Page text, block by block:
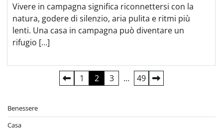
Vivere in campagna significa riconnettersi con la
natura, godere di silenzio, aria pulita e ritmi più
lenti. Una casa in campagna può diventare un
rifugio […]
Paginazione
articoli
1 2 3 … 49
Benessere
Casa